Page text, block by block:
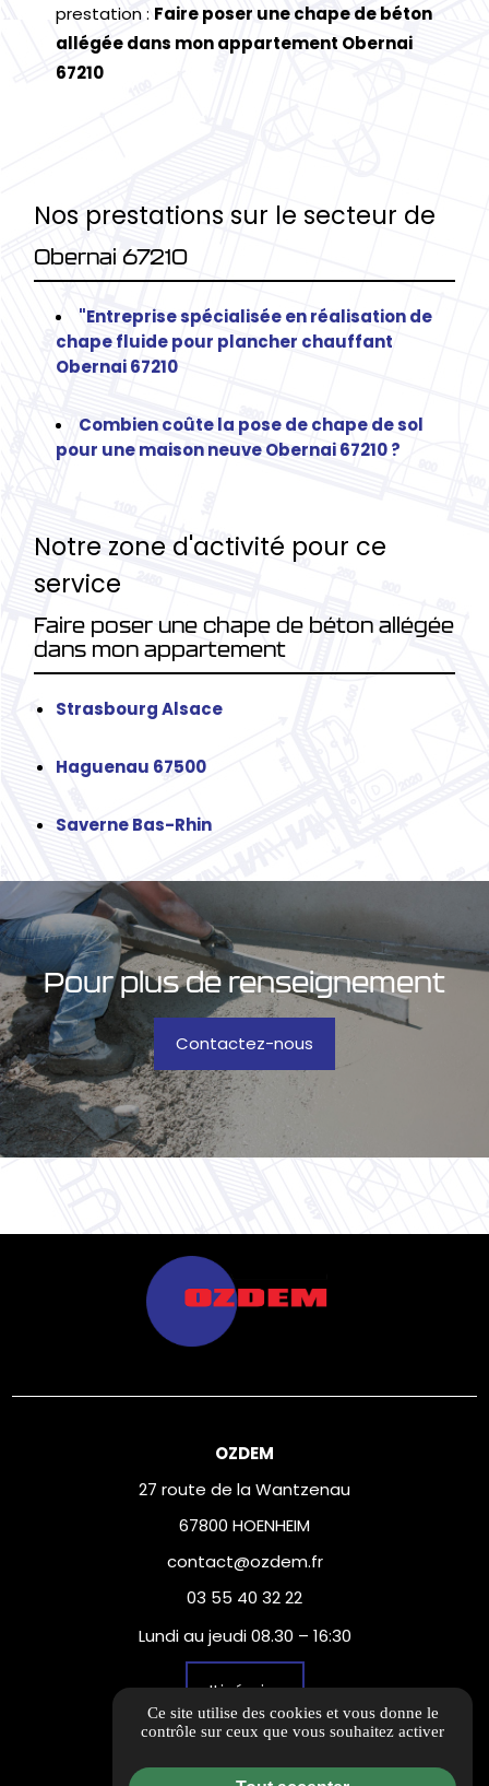
prestation : Faire poser une chape de béton
allégée dans mon appartement Obernai
67210
Nos prestations sur le secteur de
Obernai 67210
"Entreprise spécialisée en réalisation de
chape fluide pour plancher chauffant
Obernai 67210
Combien coûte la pose de chape de sol
pour une maison neuve Obernai 67210 ?
Notre zone d'activité pour ce
service
Faire poser une chape de béton allégée
dans mon appartement
Strasbourg Alsace
Haguenau 67500
Saverne Bas-Rhin
Pour plus de renseignement
Contactez-nous
OZDEM
27 route de la Wantzenau
67800 HOENHEIM
contact@ozdem.fr
03 55 40 32 22
Lundi au jeudi 08.30 – 16:30
Itinéraire
Ce site utilise des cookies et vous donne le
contrôle sur ceux que vous souhaitez activer